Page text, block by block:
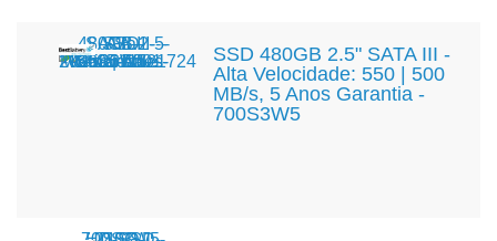
SSD 480GB 2.5" SATA III -
Alta Velocidade: 550 | 500
MB/s, 5 Anos Garantia -
700S3W5